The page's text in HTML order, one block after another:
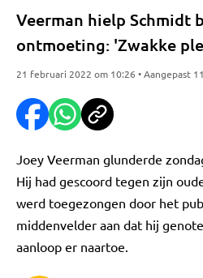
Veerman hielp Schmidt
ontmoeting: 'Zwakke
21 februari 2022 om 10:26 • Aangepast
Joey Veerman glunderde
Hij had gescoord tegen zijn
werd toegezongen door het
middenvelder aan dat hij
aanloop er naartoe.